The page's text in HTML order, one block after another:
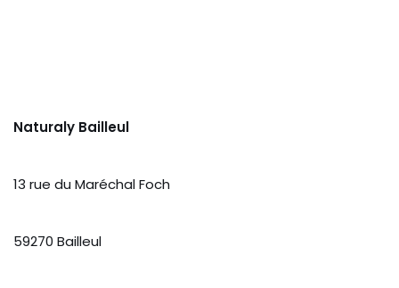
Naturaly Bailleul
13 rue du Maréchal Foch
59270 Bailleul